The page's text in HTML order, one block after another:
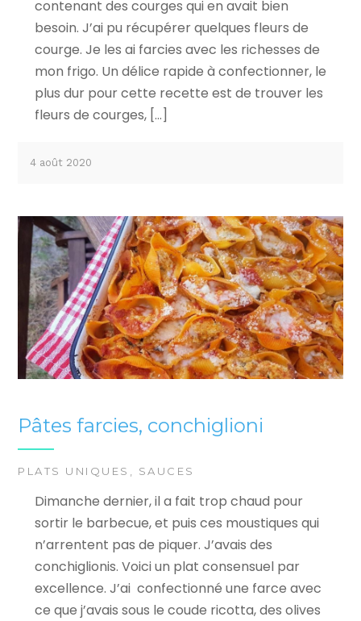
contenant des courges qui en avait bien
besoin. J’ai pu récupérer quelques fleurs de
courge. Je les ai farcies avec les richesses de
mon frigo. Un délice rapide à confectionner, le
plus dur pour cette recette est de trouver les
fleurs de courges, […]
4 août 2020
Pâtes farcies, conchiglioni
PLATS UNIQUES , SAUCES
Dimanche dernier, il a fait trop chaud pour
sortir le barbecue, et puis ces moustiques qui
n’arrentent pas de piquer. J’avais des
conchiglionis. Voici un plat consensuel par
excellence. J’ai confectionné une farce avec
ce que j’avais sous le coude ricotta, des olives